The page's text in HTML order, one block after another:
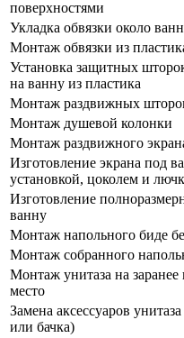
поверхностями
Укладка обвязки около
Монтаж обвязки из
Установка защитных
на ванну из пластика
Монтаж раздвижных
Монтаж душевой колонки
Монтаж раздвижного
Изготовление экрана под
установкой, цоколем и
Изготовление
ванну
Монтаж напольного биде
Монтаж собранного
Монтаж унитаза на заранее
место
Замена аксессуаров
или бачка)